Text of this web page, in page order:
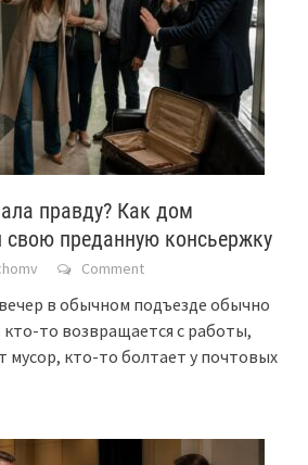
правду? Как дом
свою преданную консьержку
Comment
в обычном подъезде обычно
то возвращается с работы,
мусор, кто-то болтает у почтовых